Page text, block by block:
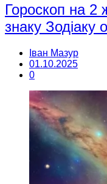
Гороскоп на 2
знаку Зодіаку
Іван Мазур
01.10.2025
0